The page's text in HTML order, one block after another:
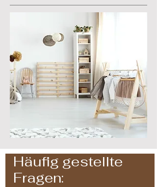
Häufig gestellte
Fragen: